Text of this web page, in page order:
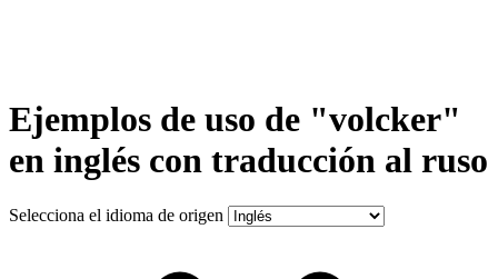
Ejemplos de uso de "volcker"
en inglés con traducción al ruso
Selecciona el idioma de origen